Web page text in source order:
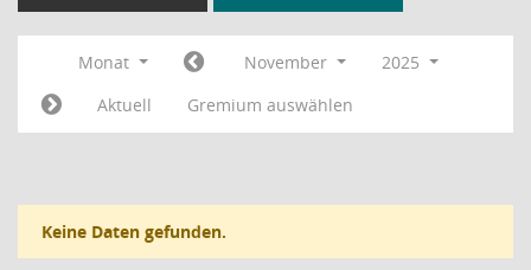
Monat November
2025
Aktuell
Gremium auswählen
Keine Daten gefunden.